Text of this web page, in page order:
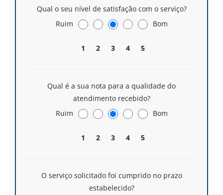
Qual o seu nível de satisfação com o serviço?
Ruim
1 2 3 4 5
Bom
Qual é a sua nota para a qualidade do
atendimento recebido?
Ruim
1 2 3 4 5
Bom
O serviço solicitado foi cumprido no prazo
estabelecido?